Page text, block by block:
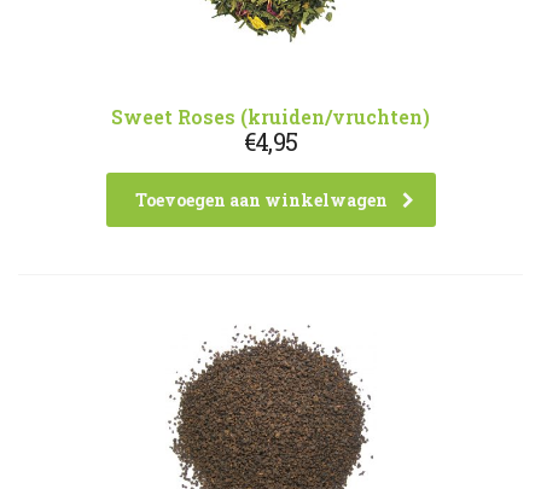
Sweet Roses (kruiden/vruchten)
€4,95
Toevoegen aan winkelwagen